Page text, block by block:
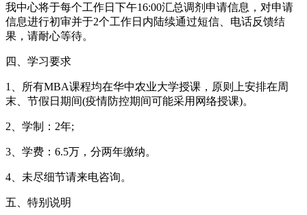
我中心将于每个工作日下午16:00汇总调剂申请信息，对申请
信息进行初审并于2个工作日内陆续通过短信、电话反馈结
果，请耐心等待。
四、学习要求
1、所有MBA课程均在华中农业大学授课，原则上安排在周
末、节假日期间(疫情防控期间可能采用网络授课)。
2、学制：2年;
3、学费：6.5万，分两年缴纳。
4、未尽细节请来电咨询。
五、特别说明